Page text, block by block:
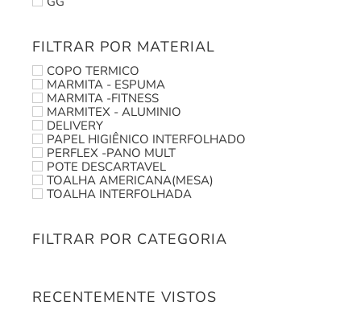
FILTRAR POR MATERIAL
COPO TERMICO
MARMITA - ESPUMA
MARMITA -FITNESS
MARMITEX - ALUMINIO
DELIVERY
PAPEL HIGIÊNICO INTERFOLHADO
PERFLEX -PANO MULT
POTE DESCARTAVEL
TOALHA AMERICANA(MESA)
TOALHA INTERFOLHADA
FILTRAR POR CATEGORIA
RECENTEMENTE VISTOS